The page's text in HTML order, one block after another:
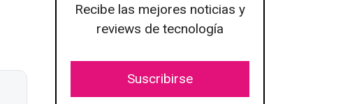
Recibe las mejores noticias y
reviews de tecnología
Suscribirse